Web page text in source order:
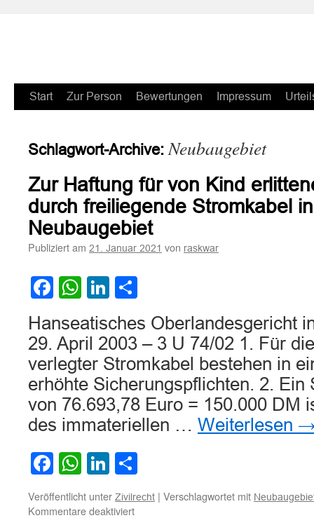
Zum
springen
Start Zur Person Bewertungen Impressum
Schlagwort-Archive:Neubaugebiet
Zur Haftung für von Kind
durch freiliegende Stromkabel
Neubaugebiet
Publiziert am 21. Januar 2021 von raskwar
Facebook
WhatsApp
LinkedIn
Hanseatisches Oberlandesgericht
29. April 2003 – 3 U 74/02 1. Für
verlegter Stromkabel bestehen in
erhöhte Sicherungspflichten. 2. Ein
von 76.693,78 Euro = 150.000 DM
des immateriellen … Weiterlesen
Facebook
WhatsApp
LinkedIn
Veröffentlicht unter Zivilrecht | Verschlagwortet mit
Kommentare deaktiviertfür